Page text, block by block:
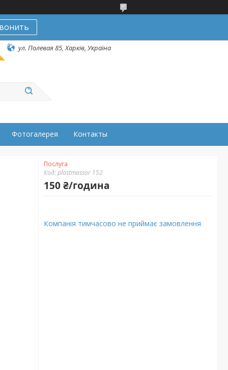
ул. Полевая 85, Харків, Україна
Фотогалерея Контакты
Послуга
Код:plastmassor 152
150 ₴/година
Компанія тимчасово не приймає замовлення